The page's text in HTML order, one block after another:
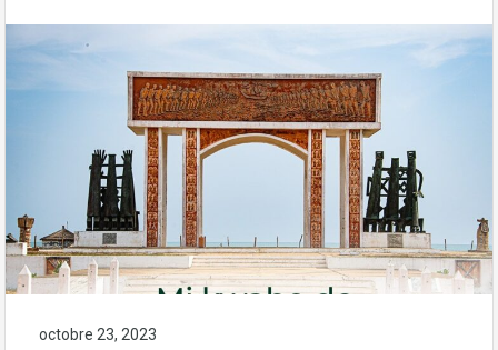
octobre 23, 2023